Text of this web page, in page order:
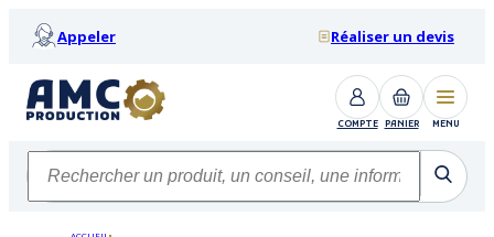
Appeler Réaliser un devis
COMPTE PANIER MENU